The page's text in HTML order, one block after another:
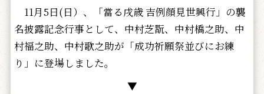
11月5日(日）、「當る戌歳 吉例顔見世興行」の襲
名披露記念行事として、中村芝翫、中村橋之助、中
村福之助、中村歌之助が「成功祈願祭並びにお練
り」に登場しました。
▼